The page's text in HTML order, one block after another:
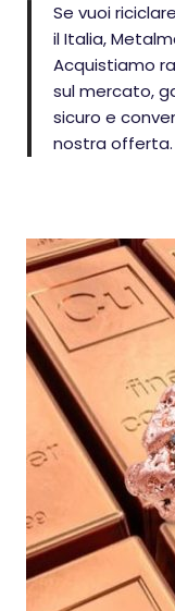
Se vuoi
il Italia,
Acquistiamo
sul mercato,
sicuro e
nostra offerta.